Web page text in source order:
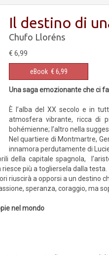
Il destino di
Chufo Lloréns
€ 6,99
eBook € 6,99
Una saga emozionante che ci
È l’alba del XX secolo e in
atmosfera vibrante, ricca di
bohémienne; l’altro nella
Nel quartiere di Montmartre,
innamora perdutamente di
della capitale spagnola,
più a togliersela dalla testa.
riuscirà a opporsi a un destino
speranza, coraggio, ma
nel mondo